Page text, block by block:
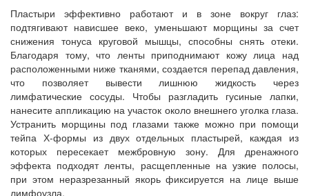
Пластыри эффективно работают и в зоне вокруг глаз:
подтягивают нависшее веко, уменьшают морщины за счет
снижения тонуса круговой мышцы, способны снять отеки.
Благодаря тому, что ленты приподнимают кожу лица над
расположенными ниже тканями, создается перепад давления,
что позволяет вывести лишнюю жидкость через
лимфатические сосуды. Чтобы разгладить гусиные лапки,
нанесите аппликацию на участок около внешнего уголка глаза.
Устранить морщины под глазами также можно при помощи
тейпа Х-формы из двух отдельных пластырей, каждая из
которых пересекает межбровную зону. Для дренажного
эффекта подходят ленты, расщепленные на узкие полосы,
при этом неразрезанный якорь фиксируется на лице выше
лимфоузла.